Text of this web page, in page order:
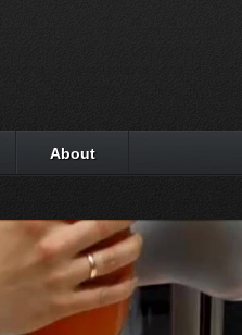
About